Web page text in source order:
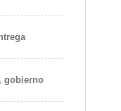
gobierno